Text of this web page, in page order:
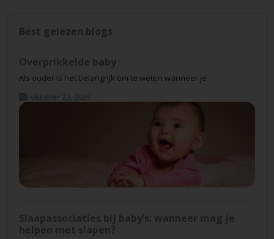
Best gelezen blogs
Overprikkelde baby
Als ouder is het belangrijk om te weten wanneer je
oktober 23, 2025
Slaapassociaties bij baby’s: wanneer mag je
helpen met slapen?